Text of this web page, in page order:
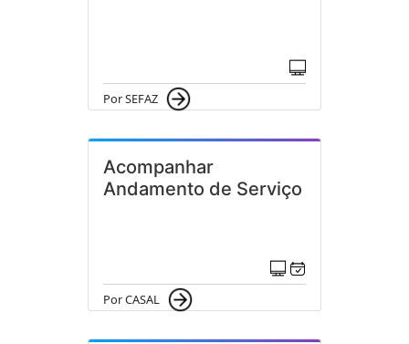
Por SEFAZ
Acompanhar
Andamento de Serviço
Por CASAL